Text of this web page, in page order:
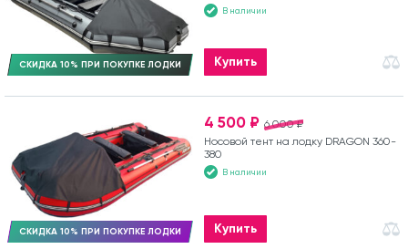
СКИДКА 10% ПРИ ПОКУПКЕ ЛОДКИ
В наличии
Купить
СКИДКА 10% ПРИ ПОКУПКЕ ЛОДКИ
6 000 ₽
4 500 ₽
Носовой тент на лодку DRAGON 360-
380
В наличии
Купить